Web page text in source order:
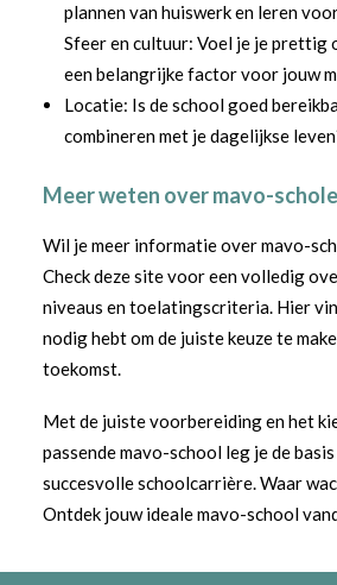
plannen van huiswerk en leren
Sfeer en cultuur: Voel je je prettig
een belangrijke factor voor jouw
Locatie: Is de school goed
combineren met je dagelijkse
Meer weten over mavo-
Wil je meer informatie over mavo-
Check deze site voor een volledig
niveaus en toelatingscriteria. Hier
nodig hebt om de juiste keuze te
toekomst.
Met de juiste voorbereiding en het
passende mavo-school leg je de
succesvolle schoolcarrière. Waar
Ontdek jouw ideale mavo-school